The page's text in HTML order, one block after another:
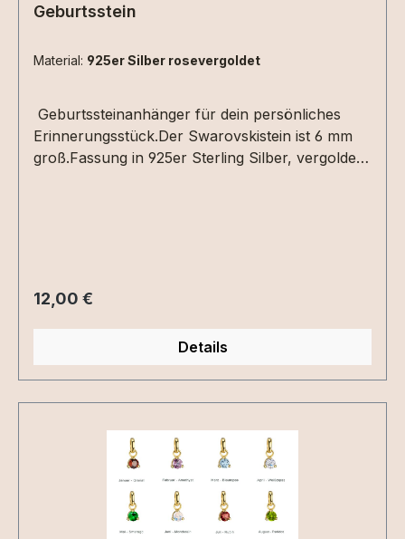
Geburtsstein
Material: 925er Silber rosevergoldet
Geburtssteinanhänger für dein persönliches
Erinnerungsstück.Der Swarovskistein ist 6 mm
groß.Fassung in 925er Sterling Silber, vergoldet
Regulärer Preis:
12,00 €
Details